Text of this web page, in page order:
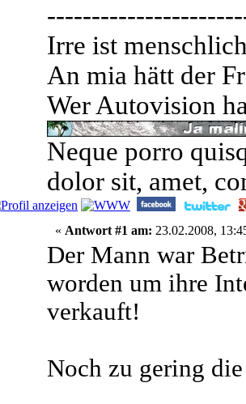
Irre ist
An mia hätt der
Wer Autovision
Neque porro
dolor sit, amet,
« Antwort #1 am: 23.02.2008,
Der Mann war
worden um ihre
verkauft!
Noch zu gering